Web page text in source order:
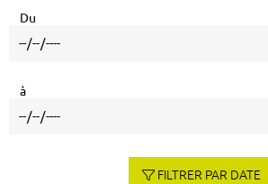
Du
à
FILTRER PAR DATE